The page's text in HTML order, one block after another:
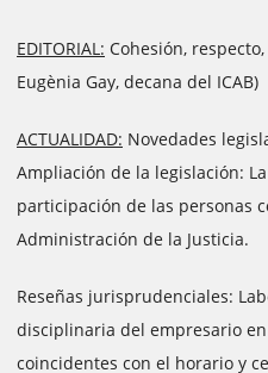
EDITORIAL: Cohesión,
Eugènia Gay, decana del ICAB)
ACTUALIDAD: Novedades
Ampliación de la legislación:
participación de las personas
Administración de la Justicia.
Reseñas jurisprudenciales:
disciplinaria del empresario
coincidentes con el horario y